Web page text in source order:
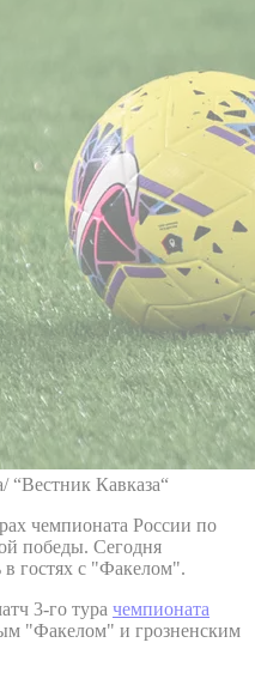
Кавказа“
чемпионата России по
победы. Сегодня
в гостях с "Факелом".
3-го тура чемпионата
"Факелом" и грозненским